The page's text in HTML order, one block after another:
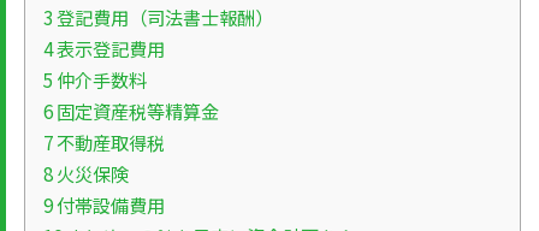
3登記費用（司法書士報酬）
4表示登記費用
5 仲介手数料
6固定資産税等精算金
7不動産取得税
8火災保険
9付帯設備費用